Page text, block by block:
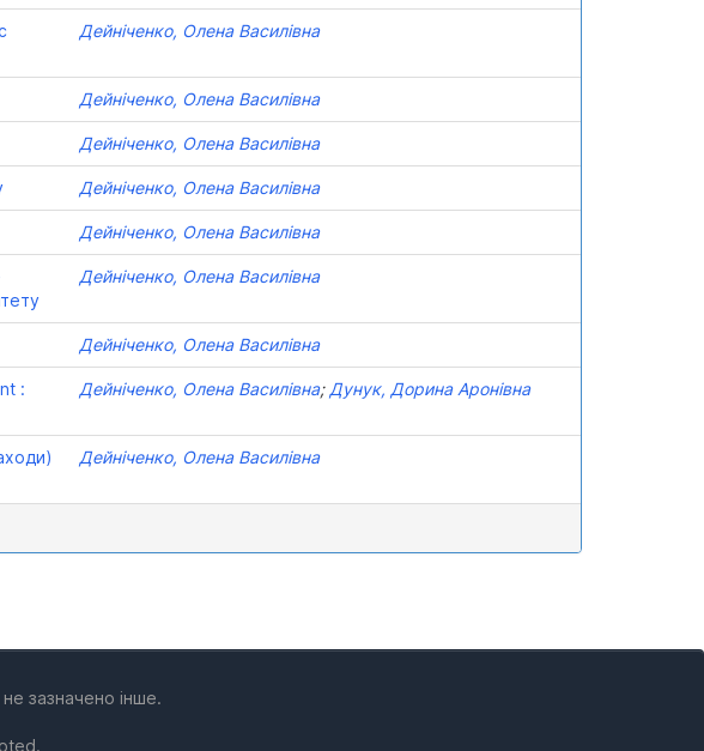
Дейніченко, Олена Василівна
Дейніченко, Олена Василівна
Дейніченко, Олена Василівна
Дейніченко, Олена Василівна
Дейніченко, Олена Василівна
Дейніченко, Олена Василівна
Дейніченко, Олена Василівна
:
Дейніченко, Олена Василівна; Дунук, Дорина Аронівна
Дейніченко, Олена Василівна
зазначено інше.